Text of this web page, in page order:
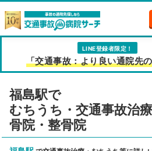
LINE登録者限定！
「交通事故：より良い通院先
福島駅で
むちうち・交通事故治
骨院・整骨院